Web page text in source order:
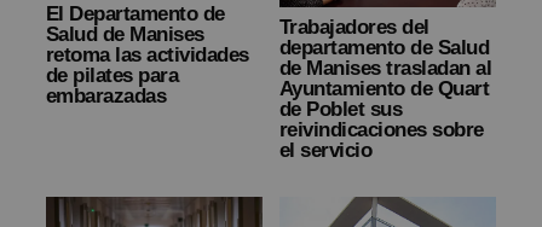
El Departamento de
Salud de Manises
retoma las actividades
de pilates para
embarazadas
Trabajadores del
departamento de Salud
de Manises trasladan al
Ayuntamiento de Quart
de Poblet sus
reivindicaciones sobre
el servicio